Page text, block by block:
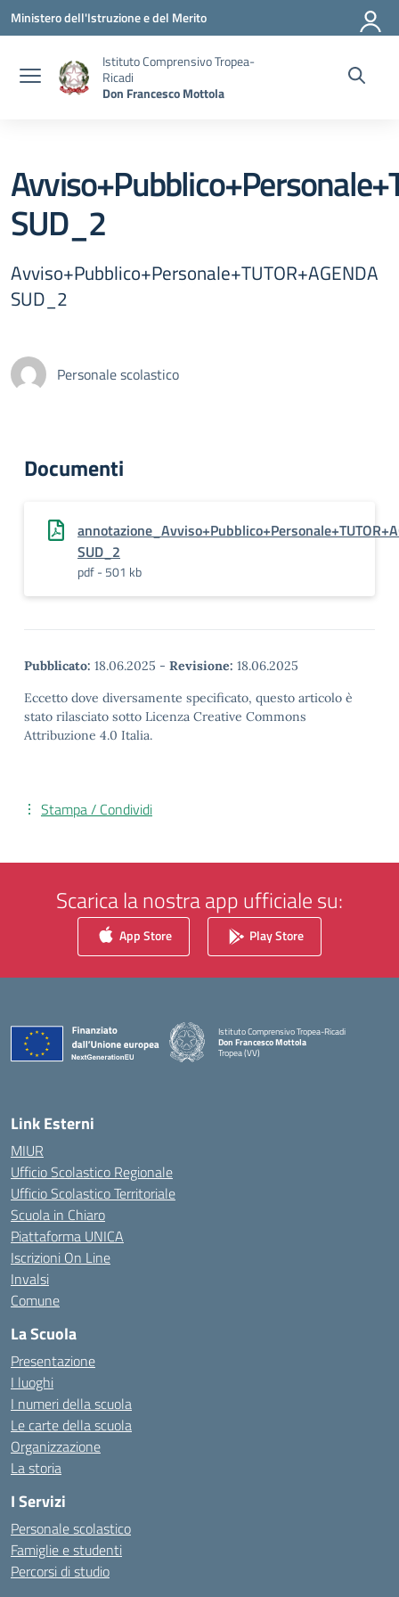
Vai ai contenuti
Vai al menu di navigazione
Vai al footer
Ministero dell'Istruzione e del Merito
Istituto Comprensivo Tropea-
Ricadi
Don Francesco Mottola
SUD_2
Avviso+Pubblico+Personale+TUTOR+AGENDA
SUD_2
Personale scolastico
Documenti
SUD_2
pdf - 501 kb
Pubblicato: 18.06.2025 - Revisione: 18.06.2025
Eccetto dove diversamente specificato, questo articolo è
stato rilasciato sotto Licenza Creative Commons
Attribuzione 4.0 Italia.
Stampa / Condividi
Scarica la nostra app ufficiale su:
App Store Play Store
Istituto Comprensivo Tropea-Ricadi
Don Francesco Mottola
Tropea (VV)
— Visita la pagina iniziale della scuola
Link Esterni
MIUR
Ufficio Scolastico Regionale
Ufficio Scolastico Territoriale
Scuola in Chiaro
Piattaforma UNICA
Iscrizioni On Line
Invalsi
Comune
La Scuola
Presentazione
I luoghi
I numeri della scuola
Le carte della scuola
Organizzazione
La storia
I Servizi
Personale scolastico
Famiglie e studenti
Percorsi di studio